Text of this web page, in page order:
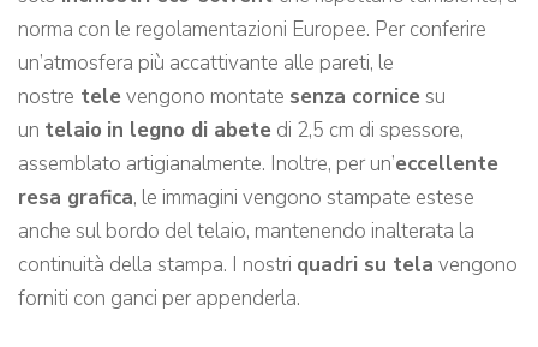
norma con le regolamentazioni Europee. Per conferire
un’atmosfera più accattivante alle pareti, le
nostre tele vengono montate senza cornice su
un telaio in legno di abete di 2,5 cm di spessore,
assemblato artigianalmente. Inoltre, per un’eccellente
resa grafica, le immagini vengono stampate estese
anche sul bordo del telaio, mantenendo inalterata la
continuità della stampa. I nostri quadri su tela vengono
forniti con ganci per appenderla.